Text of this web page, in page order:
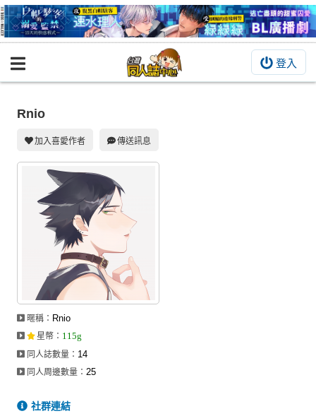
登入
BOOKY書集倉庫
同人數位作品
活動&消息
同人誌活動
最新消息
同人相關店家
同人社團
工作委託
繪圖藝廊
Rnio
加入喜愛作者 傳送訊息
暱稱： Rnio
星幣 ： 115g
同人誌數量： 14
同人周邊數量：25
社群連結